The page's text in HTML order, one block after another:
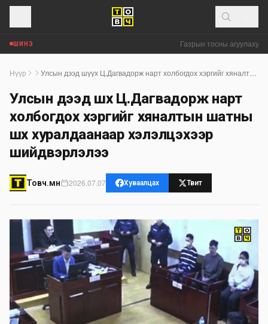
ШИНЭ Газрын тосны
Нүүр
Улсын дээд шүүх Ц.Дагвадорж нарт
холбогдох хэргийг хяналтын шатны
шүүх хуралдаанаар хэлэлцэхээр
шийдвэрлэлээ
Товч.мн 2026.07.07 Хуваалцах Твит